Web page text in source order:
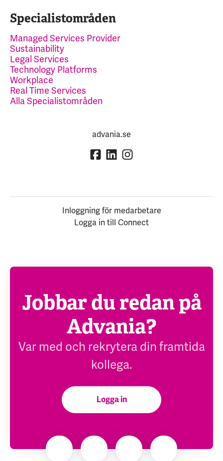
Specialistområden
Managed Services Provider
Sustainability
Legal Services
Technology Platforms
Workplace
Real Time Services
Alla Specialistområden
advania.se
Inloggning för medarbetare
Logga in till Connect
Jobbar du redan på
Advania?
Var med och rekrytera din framtida
kollega.
Logga in